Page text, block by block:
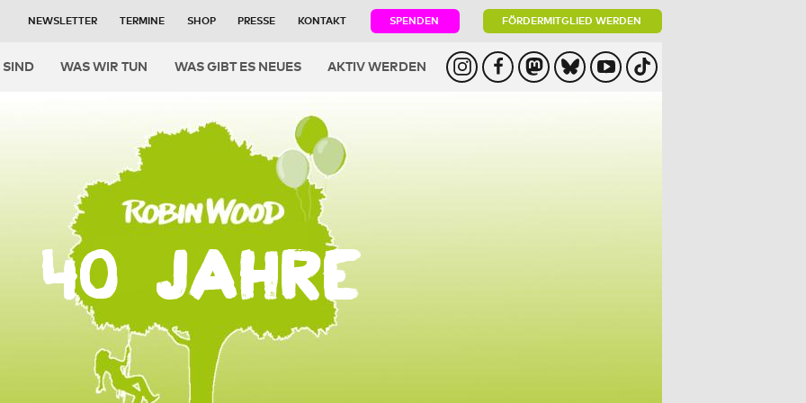
NEWSLETTER TERMINE SHOP PRESSE KONTAKT SPENDEN FÖRDERMITGLIED WERDEN
SIND WAS WIR TUN WAS GIBT ES NEUES AKTIV WERDEN
40 Jahre